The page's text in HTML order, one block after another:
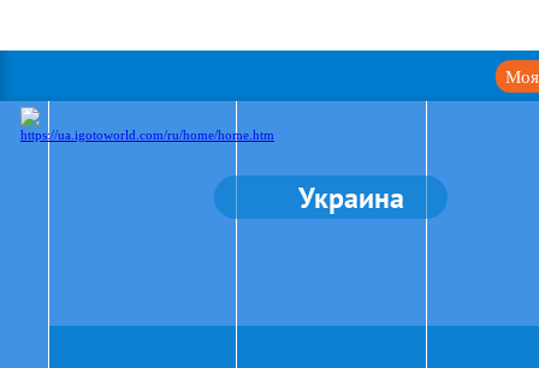
Моя
Украина